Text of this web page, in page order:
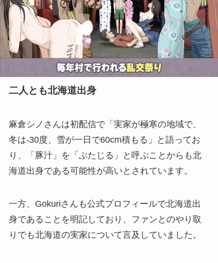
二人とも北海道出身
麻倉シノさんは初配信で「実家が極寒の地域で、
冬は-30度、雪が一日で60cm積もる」と語ってお
り、「豚汁」を「ぶたじる」と呼ぶことからも北
海道出身である可能性が高いとされています。
一方、Gokuriさんも公式プロフィールで北海道出
身であることを明記しており、ファンとのやり取
りでも北海道の実家について言及していました。